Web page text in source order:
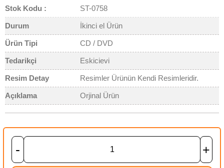
Stok Kodu : ST-0758
Durum İkinci el Ürün
Ürün Tipi CD / DVD
Tedarikçi Eskicievi
Resim Detay Resimler Ürünün Kendi Resimleridir.
Açıklama Orjinal Ürün
- +